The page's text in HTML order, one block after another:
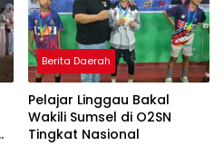
Berita Daerah
Pelajar Linggau Bakal
Wakili Sumsel di O2SN
Tingkat Nasional